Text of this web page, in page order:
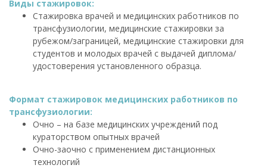
Виды стажировок:
Стажировка врачей и медицинских работников по
трансфузиологии, медицинские стажировки за
рубежом/заграницей, медицинские стажировки для
студентов и молодых врачей с выдачей диплома/
удостоверения установленного образца.
Формат стажировок медицинских работников по
трансфузиологии:
Очно – на базе медицинских учреждений под
кураторством опытных врачей
Очно-заочно с применением дистанционных
технологий